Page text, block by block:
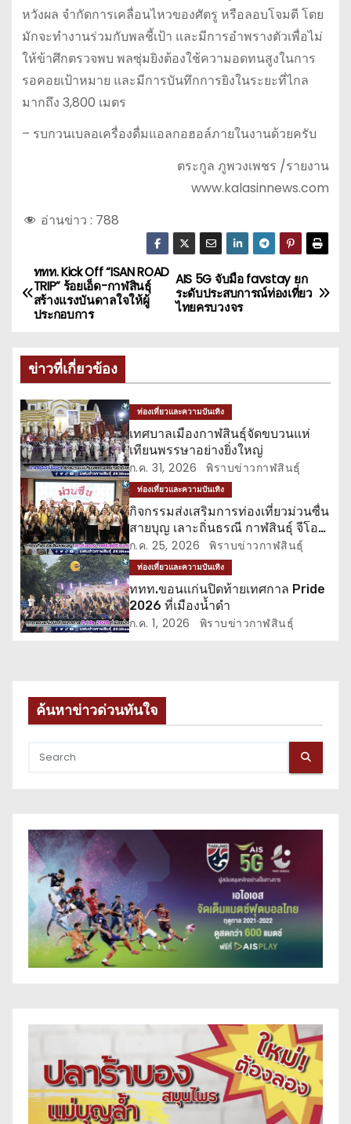
หวังผล จำกัดการเคลื่อนไหวของศัตรู หรือลอบโจมตี โดย
มักจะทำงานร่วมกับพลชี้เป้า และมีการอำพรางตัวเพื่อไม่
ให้ข้าศึกตรวจพบ พลซุ่มยิงต้องใช้ความอดทนสูงในการ
รอคอยเป้าหมาย และมีการบันทึกการยิงในระยะที่ไกล
มากถึง 3,800 เมตร
– รบกวนเบลอเครื่องดื่มแอลกอฮอล์ภายในงานด้วยครับ
ตระกูล ภูพวงเพชร /รายงาน
www.kalasinnews.com
อ่านข่าว : 788
แ
น
แ
น
ว
เ
รื่
อ
ง
AIS 5G จับมือ favstay ยก
ระดับประสบการณ์ท่องเที่ยว
ไทยครบวงจร
ททท. Kick Off “ISAN ROAD
TRIP” ร้อยเอ็ด-กาฬสินธุ์
สร้างแรงบันดาลใจให้ผู้
ประกอบการ
ข่าวที่เกี่ยวข้อง
ท่องเที่ยวและความบันเทิง
เทศบาลเมืองกาฬสินธุ์จัดขบวนแห่
เทียนพรรษาอย่างยิ่งใหญ่
ก.ค. 31, 2026 พิราบข่าวกาฬสินธุ์
ท่องเที่ยวและความบันเทิง
กิจกรรมส่งเสริมการท่องเที่ยวม่วนซื่น
สายบุญ เลาะถิ่นธรณี กาฬสินธุ์ จีโอ
ปาร์ค
ก.ค. 25, 2026 พิราบข่าวกาฬสินธุ์
ท่องเที่ยวและความบันเทิง
ททท.ขอนแก่นปิดท้ายเทศกาล Pride
2026 ที่เมืองน้ำดำ
ก.ค. 1, 2026 พิราบข่าวกาฬสินธุ์
ค้นหาข่าวด่วนทันใจ